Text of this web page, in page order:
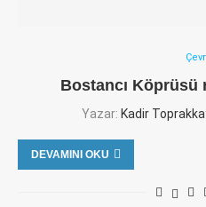
Bostancı
Yazar: Kadir
DEVAMINI OKU